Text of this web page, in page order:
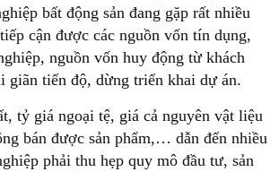
bất động sản đang gặp rất nhiều
cận được các nguồn vốn tín dụng,
nguồn vốn huy động từ khách
giãn tiến độ, dừng triển khai dự án.
tỷ giá ngoại tệ, giá cả nguyên vật liệu
bán được sản phẩm,… dẫn đến nhiều
phải thu hẹp quy mô đầu tư, sản